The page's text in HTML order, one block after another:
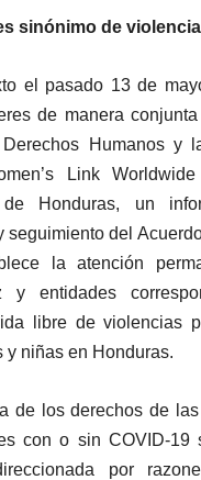
sinónimo de violencia
el pasado 13 de
de manera
Humanos y
Link
Honduras, un
seguimiento del
la atención
entidades
libre de violencias
y niñas en Honduras.
de los derechos de
con o sin COVID-19
por